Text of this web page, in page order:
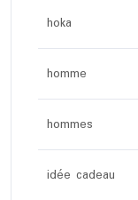
hoka
homme
hommes
idée cadeau